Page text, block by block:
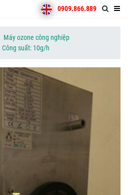
0909.866.889
Máy ozone công nghiệp
Công suất: 10g/h